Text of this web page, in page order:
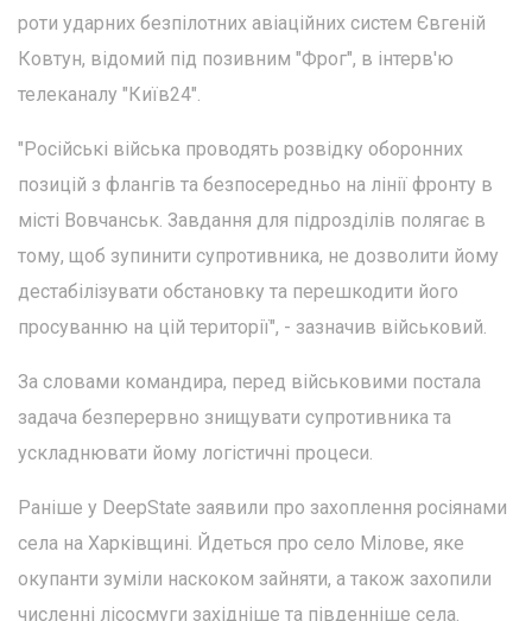
роти ударних безпілотних авіаційних систем Євгеній
Ковтун, відомий під позивним "Фрог", в інтерв'ю
телеканалу "Київ24".
"Російські війська проводять розвідку оборонних
позицій з флангів та безпосередньо на лінії фронту в
місті Вовчанськ. Завдання для підрозділів полягає в
тому, щоб зупинити супротивника, не дозволити йому
дестабілізувати обстановку та перешкодити його
просуванню на цій території", - зазначив військовий.
За словами командира, перед військовими постала
задача безперервно знищувати супротивника та
ускладнювати йому логістичні процеси.
Раніше у DeepState заявили про захоплення росіянами
села на Харківщині. Йдеться про село Мілове, яке
окупанти зуміли наскоком зайняти, а також захопили
численні лісосмуги західніше та південніше села.